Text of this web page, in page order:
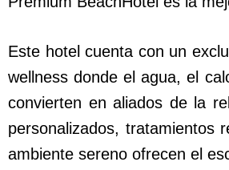
Este hotel cuenta con un
wellness donde el agua, el
convierten en aliados de la
personalizados, tratamientos
ambiente sereno ofrecen el